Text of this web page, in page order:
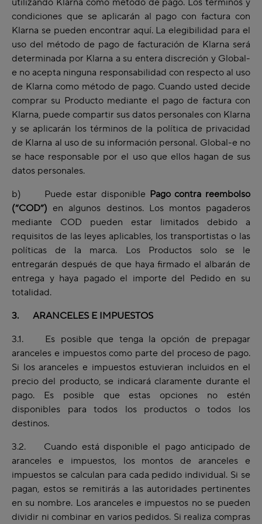
utilizando Klarna como método de pago. Los términos y
condiciones que se aplicarán al pago con factura con
Klarna se pueden encontrar aquí. La elegibilidad para el
uso del método de pago de facturación de Klarna será
determinada por Klarna a su entera discreción y Global-
e no acepta ninguna responsabilidad con respecto al uso
de Klarna como método de pago. Cuando usted decide
comprar su Producto mediante el pago de factura con
Klarna, puede compartir sus datos personales con Klarna
y se aplicarán los términos de la política de privacidad
de Klarna al uso de su información personal. Global-e no
se hace responsable por el uso que ellos hagan de sus
datos personales.
b) Puede estar disponible Pago contra reembolso
(“COD”) en algunos destinos. Los montos pagaderos
mediante COD pueden estar limitados debido a
requisitos de las leyes aplicables, los transportistas o las
políticas de la marca. Los Productos solo se le
entregarán después de que haya firmado el albarán de
entrega y haya pagado el importe del Pedido en su
totalidad.
3. ARANCELES E IMPUESTOS
3.1. Es posible que tenga la opción de prepagar
aranceles e impuestos como parte del proceso de pago.
Si los aranceles e impuestos estuvieran incluidos en el
precio del producto, se indicará claramente durante el
pago. Es posible que estas opciones no estén
disponibles para todos los productos o todos los
destinos.
3.2. Cuando está disponible el pago anticipado de
aranceles e impuestos, los montos de aranceles e
impuestos se calculan para cada pedido individual. Si se
pagan, estos se remitirás a las autoridades pertinentes
en su nombre. Los aranceles e impuestos no se pueden
dividir ni combinar en varios pedidos. Si realiza compras